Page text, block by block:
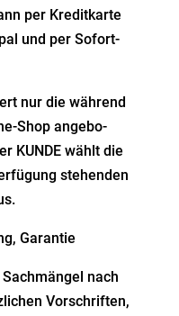
per Kredit­karte
und per Sofort­
nur die während
Shop angebo­
KUNDE wählt die
stehenden
Garantie
nach
Vorschriften,